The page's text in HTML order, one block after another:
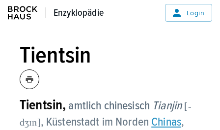
Enzyklopädie
Enzyklopädie Login
Tientsin
Tientsin, amtlich chinesisch Tianjin [-
dʒɪn], Küstenstadt im Norden Chinas,